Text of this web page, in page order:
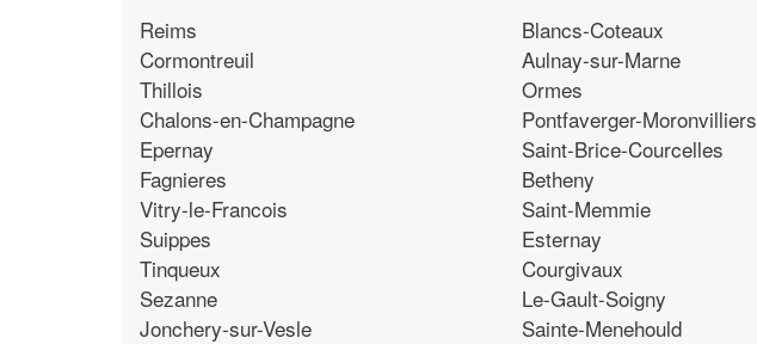
Reims
Cormontreuil
Thillois
Chalons-en-Champagne
Epernay
Fagnieres
Vitry-le-Francois
Suippes
Tinqueux
Sezanne
Jonchery-sur-Vesle
Blancs-Coteaux
Aulnay-sur-Marne
Ormes
Pontfaverger-Moronvilliers
Saint-Brice-Courcelles
Betheny
Saint-Memmie
Esternay
Courgivaux
Le-Gault-Soigny
Sainte-Menehould